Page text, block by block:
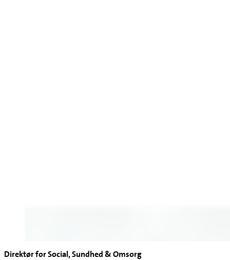
Direktør for Social, Sundhed & Omsorg